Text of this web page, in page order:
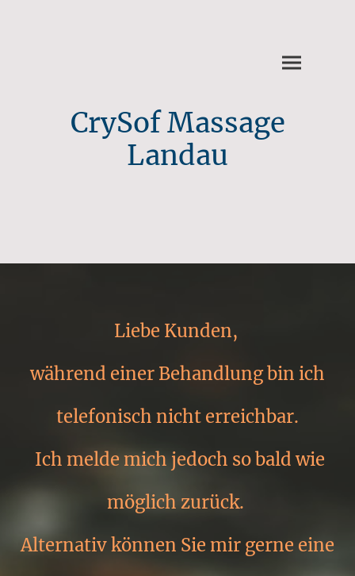
CrySof Massage
Landau
Liebe Kunden,
während einer Behandlung bin ich
telefonisch nicht erreichbar.
Ich melde mich jedoch so bald wie
möglich zurück.
Alternativ können Sie mir gerne eine